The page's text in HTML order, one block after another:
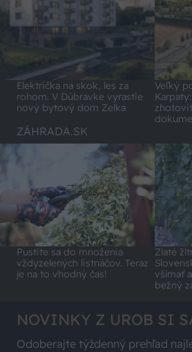
Električka na skok, les za
rohom. V Dúbravke vyrastie
nový bytový dom Zelka
Veľký
ZÁHRADA.SK
Pustite sa do množenia
vždyzelených listnáčov. Teraz
je na to vhodný čas!
Zlaté
všímať
bežný
NOVINKY Z UROB SI
Odoberajte týždenný prehľad